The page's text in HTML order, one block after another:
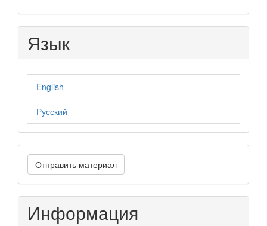
Язык
English
Русский
Отправить
материал
Отправить материал
Информация